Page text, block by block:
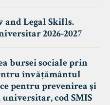
and Legal Skills.
2026-2027
bursei sociale prin
învățământul
pentru prevenirea și
cod SMIS